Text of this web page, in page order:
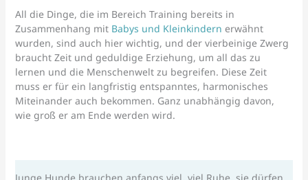
All die Dinge, die im Bereich Training bereits in
Zusammenhang mit Babys und Kleinkindern erwähnt
wurden, sind auch hier wichtig, und der vierbeinige Zwerg
braucht Zeit und geduldige Erziehung, um all das zu
lernen und die Menschenwelt zu begreifen. Diese Zeit
muss er für ein langfristig entspanntes, harmonisches
Miteinander auch bekommen. Ganz unabhängig davon,
wie groß er am Ende werden wird.